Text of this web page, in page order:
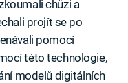
chůzi a
projít se po
pomocí
této technologie,
modelů digitálních